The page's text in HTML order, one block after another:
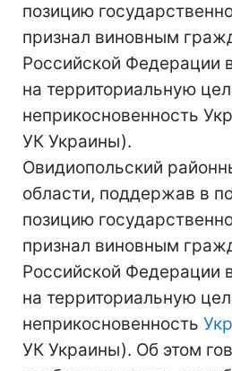
позицию
признал виновным
Российской Федерации
на территориальную
неприкосновенность
УК Украины).
Овидиопольский
области, поддержав в
позицию
признал виновным
Российской Федерации
на территориальную
неприкосновенность
УК Украины). Об этом